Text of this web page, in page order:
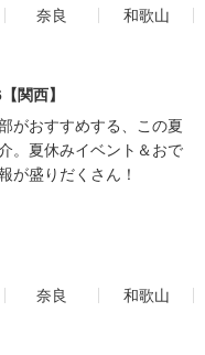
奈良
和歌山
関西】
がおすすめする、この夏
。夏休みイベント＆おで
が盛りだくさん！
奈良
和歌山